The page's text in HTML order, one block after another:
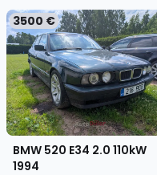
3500 €
BMW 520 E34 2.0 110kW
1994